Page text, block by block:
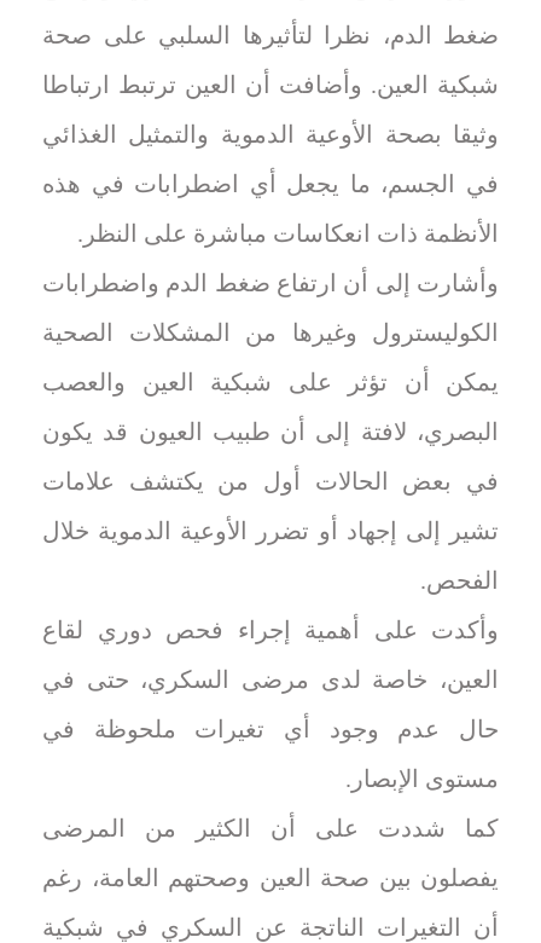
ضغط الدم، نظرا لتأثيرها السلبي على صحة
شبكية العين. وأضافت أن العين ترتبط ارتباطا
وثيقا بصحة الأوعية الدموية والتمثيل الغذائي
في الجسم، ما يجعل أي اضطرابات في هذه
الأنظمة ذات انعكاسات مباشرة على النظر.
وأشارت إلى أن ارتفاع ضغط الدم واضطرابات
الكوليسترول وغيرها من المشكلات الصحية
يمكن أن تؤثر على شبكية العين والعصب
البصري، لافتة إلى أن طبيب العيون قد يكون
في بعض الحالات أول من يكتشف علامات
تشير إلى إجهاد أو تضرر الأوعية الدموية خلال
الفحص.
وأكدت على أهمية إجراء فحص دوري لقاع
العين، خاصة لدى مرضى السكري، حتى في
حال عدم وجود أي تغيرات ملحوظة في
مستوى الإبصار.
كما شددت على أن الكثير من المرضى
يفصلون بين صحة العين وصحتهم العامة، رغم
أن التغيرات الناتجة عن السكري في شبكية